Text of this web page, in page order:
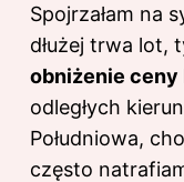
Spojrzałam na
dłużej trwa lot,
obniżenie
odległych
Południowa,
często